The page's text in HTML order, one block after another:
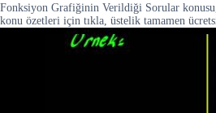
Fonksiyon Grafiğinin Verildiği Sorular
konu özetleri için tıkla, üstelik tamamen